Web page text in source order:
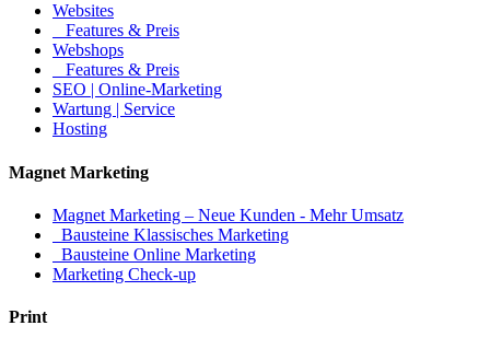
Websites
Features & Preis
Webshops
Features & Preis
SEO | Online-Marketing
Wartung | Service
Hosting
Magnet Marketing
Magnet Marketing – Neue Kunden - Mehr Umsatz
Bausteine Klassisches Marketing
Bausteine Online Marketing
Marketing Check-up
Print